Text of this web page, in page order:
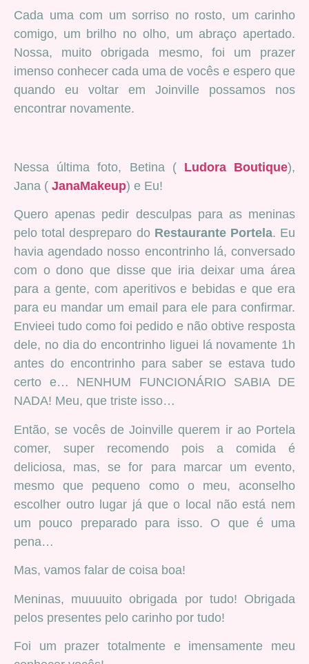
Cada uma com um sorriso no rosto, um carinho
comigo, um brilho no olho, um abraço apertado.
Nossa, muito obrigada mesmo, foi um prazer
imenso conhecer cada uma de vocês e espero que
quando eu voltar em Joinville possamos nos
encontrar novamente.
Nessa última foto, Betina ( Ludora Boutique),
Jana ( JanaMakeup) e Eu!
Quero apenas pedir desculpas para as meninas
pelo total despreparo do Restaurante Portela. Eu
havia agendado nosso encontrinho lá, conversado
com o dono que disse que iria deixar uma área
para a gente, com aperitivos e bebidas e que era
para eu mandar um email para ele para confirmar.
Envieei tudo como foi pedido e não obtive resposta
dele, no dia do encontrinho liguei lá novamente 1h
antes do encontrinho para saber se estava tudo
certo e… NENHUM FUNCIONÁRIO SABIA DE
NADA! Meu, que triste isso…
Então, se vocês de Joinville querem ir ao Portela
comer, super recomendo pois a comida é
deliciosa, mas, se for para marcar um evento,
mesmo que pequeno como o meu, aconselho
escolher outro lugar já que o local não está nem
um pouco preparado para isso. O que é uma
pena…
Mas, vamos falar de coisa boa!
Meninas, muuuuito obrigada por tudo! Obrigada
pelos presentes pelo carinho por tudo!
Foi um prazer totalmente e imensamente meu